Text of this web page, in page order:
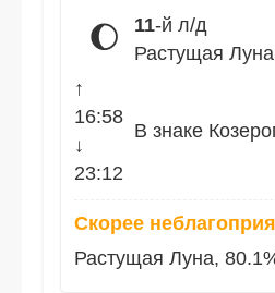
🌔 11-й л/д
Растущая Луна
↑
16:58
↓
23:12
В знаке
Скорее
Растущая Луна,